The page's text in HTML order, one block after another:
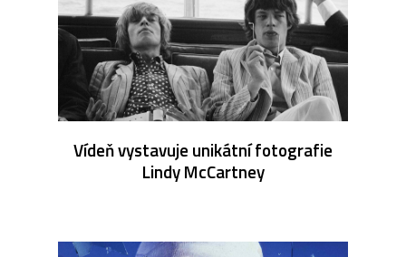
Vídeň vystavuje unikátní fotografie
Lindy McCartney